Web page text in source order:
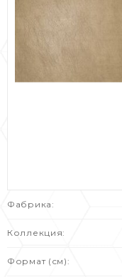
Фабрика:
Коллекция:
Формат (см):